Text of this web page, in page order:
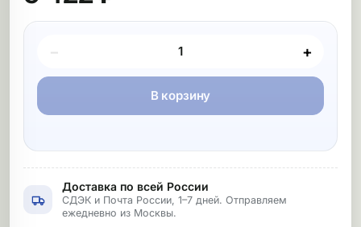
Покупка товара
− +
В корзину
Доставка по всей России
СДЭК и Почта России, 1–7 дней. Отправляем
ежедневно из Москвы.